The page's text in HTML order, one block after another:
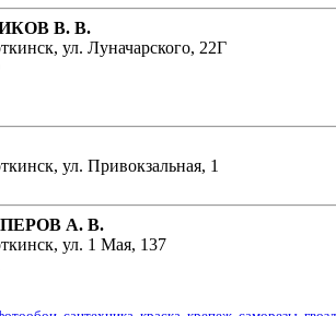
В. В.
ул. Луначарского, 22Г
ул. Привокзальная, 1
А. В.
ул. 1 Мая, 137